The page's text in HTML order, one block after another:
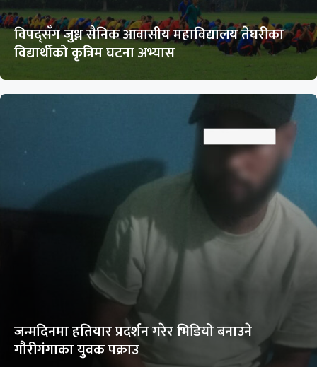
विपद्सँग जुध्न सैनिक आवासीय महाविद्यालय तेघरीका
विद्यार्थीको कृत्रिम घटना अभ्यास
जन्मदिनमा हतियार प्रदर्शन गरेर भिडियो बनाउने
गौरीगंगाका युवक पक्राउ